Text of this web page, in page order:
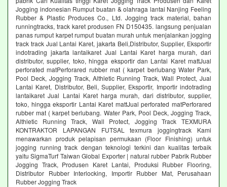
Jogging indonesian Rumput buatan & olahraga lantai Nanjing Feeling
Rubber & Plastic Produces Co., Ltd. Jogging track material, bahan
runningtracks, track karet produsen FN D150435. langsung penjualan
panas rumput karpet rumput buatan murah untuk menjalankan jogging
track track Jual Lantai Karet, jakarta Beli,Distributor, Supplier, Eksportir
indotrading jakarta lantaikaret Jual Lantai Karet harga murah, dari
distributor, supplier, toko, hingga eksportir dan Lantai Karet mattJual
perforated matPerforared rubber mat ( karpet berlubang Water Park,
Pool Deck, Jogging Track, Althletic Running Track, Wall Protect, Jual
Lantai Karet, Distributor, Beli, Supplier, Eksportir, Importir indotrading
lantaikaret Jual Lantai Karet harga murah, dari distributor, supplier,
toko, hingga eksportir Lantai Karet mattJual perforated matPerforared
rubber mat ( karpet berlubang. Water Park, Pool Deck, Jogging Track,
Althletic Running Track, Wall Protect, Jogging Track TEXMURA
KONTRAKTOR LAPANGAN FUTSAL texmura joggingtrack Kami
menawarkan produk pelapisan permukaan (Floor Finishing) untuk
jogging running track dengan teknologi terkini dan kualitas terbaik
yaitu SigmaTurf Taiwan Global Exporter | natural rubber Pabrik Rubber
Jogging Track, Produsen Karet Lantai, Produksi Rubber Flooring,
Distributor Rubber Interlocking, Importir Rubber Mat, Perusahaan
Rubber Jogging Track